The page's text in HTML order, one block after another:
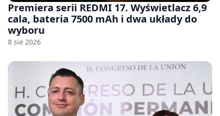
Premiera serii REDMI 17. Wyświetlacz 6,9
cala, bateria 7500 mAh i dwa układy do
wyboru
8 sie 2026